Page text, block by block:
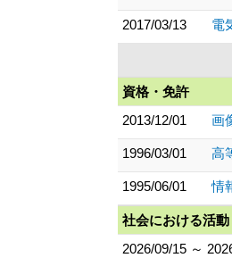
2017/03/13 電
資格・免許
2013/12/01
画
1996/03/01 高
1995/06/01 情
社会における活動
2026/09/15 ～